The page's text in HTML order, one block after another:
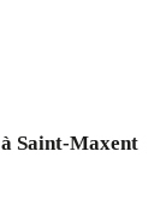
Saint-Maxent